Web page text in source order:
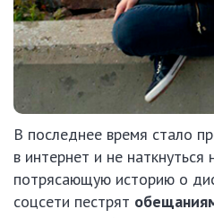
В последнее время стало
в интернет и не
потрясающую историю о
соцсети пестрят